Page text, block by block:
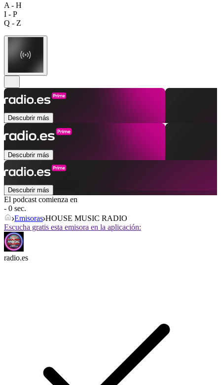
A - H
I - P
Q - Z
Descubrir más
Descubrir más
Descubrir más
El podcast comienza en
- 0 sec.
Emisoras HOUSE MUSIC RADIO
Escucha gratis esta emisora en la aplicación:
radio.es